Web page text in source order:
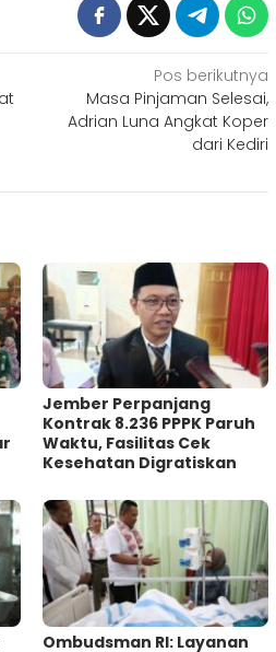
Pos berikutnya
Masa Pinjaman Selesai,
Adrian Luna Angkat Koper
dari Kediri
Jember Perpanjang
Kontrak 8.236 PPPK Paruh
Waktu, Fasilitas Cek
Kesehatan Digratiskan
Ombudsman RI: Layanan